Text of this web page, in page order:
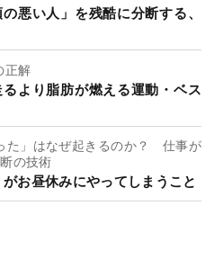
悪い人」を残酷に分断する、
正解
るより脂肪が燃える運動・ベス
た」はなぜ起きるのか？ 仕事が
の技術
お昼休みにやってしまうこと